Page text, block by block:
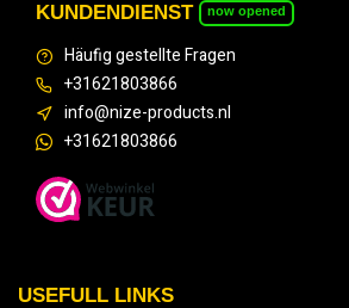
KUNDENDIENST now opened
Häufig gestellte Fragen
+31621803866
info@nize-products.nl
+31621803866
USEFULL LINKS